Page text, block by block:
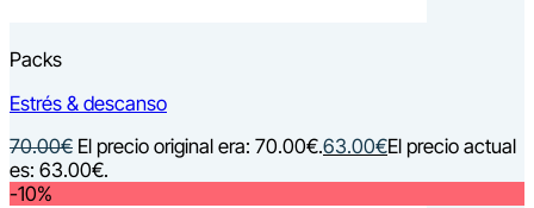
Packs
Estrés & descanso
70.00€ El precio original era: 70.00€.63.00€El precio actual
es: 63.00€.
-10%